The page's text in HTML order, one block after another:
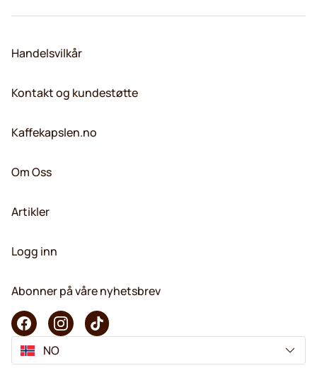
Handelsvilkår
Kontakt og kundestøtte
Kaffekapslen.no
Om Oss
Artikler
Logg inn
Abonner på våre nyhetsbrev
NO